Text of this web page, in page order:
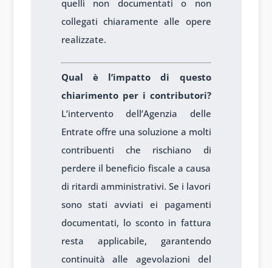
quelli non documentati o non
collegati chiaramente alle opere
realizzate.
Qual è l’impatto di questo
chiarimento per i contributori?
L’intervento dell’Agenzia delle
Entrate offre una soluzione a molti
contribuenti che rischiano di
perdere il beneficio fiscale a causa
di ritardi amministrativi. Se i lavori
sono stati avviati ei pagamenti
documentati, lo sconto in fattura
resta applicabile, garantendo
continuità alle agevolazioni del